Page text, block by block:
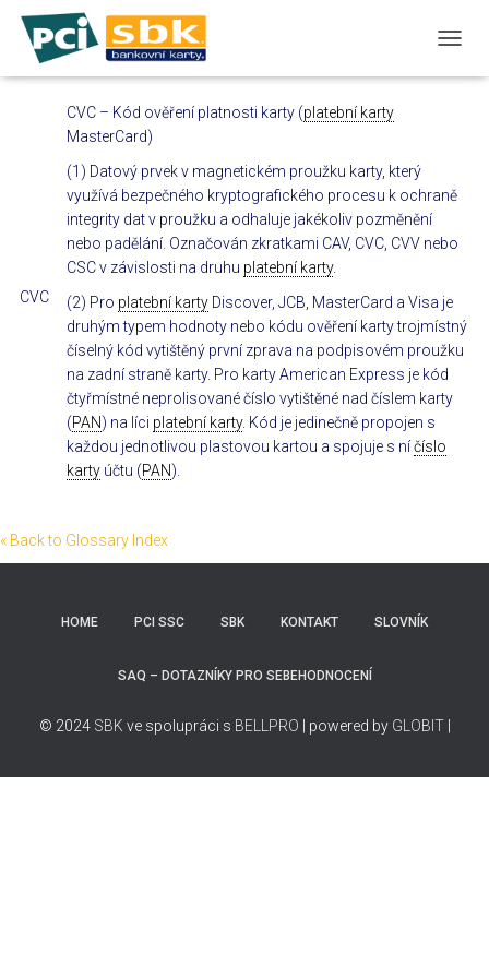
O
A
I
T
I
O
CVC
CVC – Kód ověření platnosti karty (platební karty
MasterCard)
(1) Datový prvek v magnetickém proužku karty, který
využívá bezpečného kryptografického procesu k ochraně
integrity dat v proužku a odhaluje jakékoliv pozměnění
nebo padělání. Označován zkratkami CAV, CVC, CVV nebo
CSC v závislosti na druhu platební karty.
(2) Pro platební karty Discover, JCB, MasterCard a Visa je
druhým typem hodnoty nebo kódu ověření karty trojmístný
číselný kód vytištěný první zprava na podpisovém proužku
na zadní straně karty. Pro karty American Express je kód
čtyřmístné neprolisované číslo vytištěné nad číslem karty
(PAN) na líci platební karty. Kód je jedinečně propojen s
každou jednotlivou plastovou kartou a spojuje s níčíslo
karty účtu (PAN).
« Back to Glossary Index
HOME PCI SSC SBK KONTAKT SLOVNÍK
SAQ – DOTAZNÍKY PRO SEBEHODNOCENÍ
© 2024 SBK ve spolupráci s BELLPRO | powered by GLOBIT